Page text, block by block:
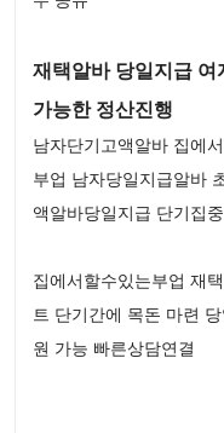
재택알바 당일지급
가능한 정산진행
남자단기고액알바 집에
부업 남자당일지급알바
액알바당일지급 단기집
집에서할수있는부업 재
트 단기간에 목돈 마련
원 가능 빠른상담연결